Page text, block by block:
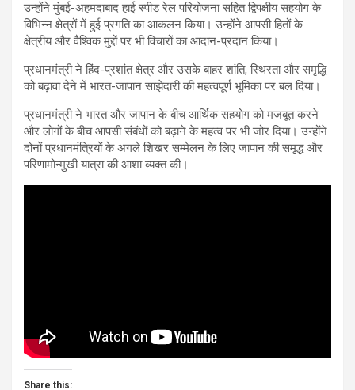
उन्होंने मुंबई-अहमदाबाद हाई स्पीड रेल परियोजना सहित द्विपक्षीय सहयोग के
विभिन्न क्षेत्रों में हुई प्रगति का आकलन किया। उन्होंने आपसी हितों के
क्षेत्रीय और वैश्विक मुद्दों पर भी विचारों का आदान-प्रदान किया।
प्रधानमंत्री ने हिंद-प्रशांत क्षेत्र और उसके बाहर शांति, स्थिरता और समृद्धि
को बढ़ावा देने में भारत-जापान साझेदारी की महत्वपूर्ण भूमिका पर बल दिया।
प्रधानमंत्री ने भारत और जापान के बीच आर्थिक सहयोग को मजबूत करने
और लोगों के बीच आपसी संबंधों को बढ़ाने के महत्व पर भी जोर दिया। उन्होंने
दोनों प्रधानमंत्रियों के अगले शिखर सम्मेलन के लिए जापान की समृद्ध और
परिणामोन्मुखी यात्रा की आशा व्यक्त की।
Share this: